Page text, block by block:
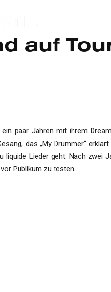
auf
paar Jahren mit ihrem
das „My Drummer“
Lieder geht. Nach zwei
Publikum zu testen.